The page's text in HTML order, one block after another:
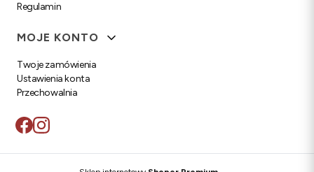
Regulamin
MOJE KONTO
Twoje zamówienia
Ustawienia konta
Przechowalnia